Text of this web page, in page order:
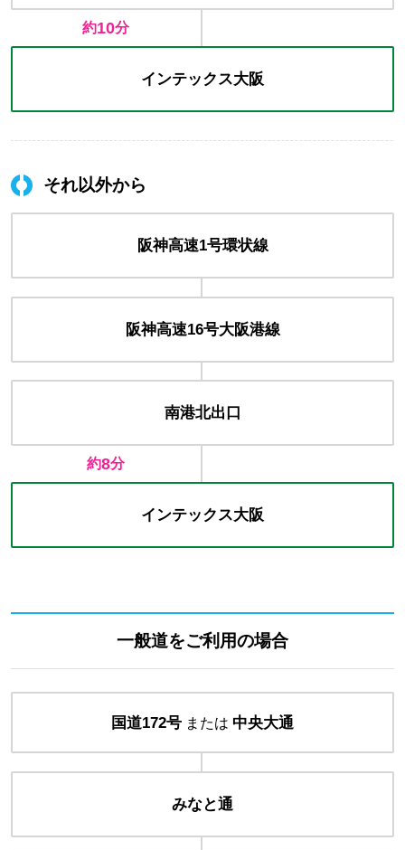
約10分
インテックス大阪
それ以外から
阪神高速1号環状線
阪神高速16号大阪港線
南港北出口
約8分
インテックス大阪
一般道をご利用の場合
国道172号 または 中央大通
みなと通